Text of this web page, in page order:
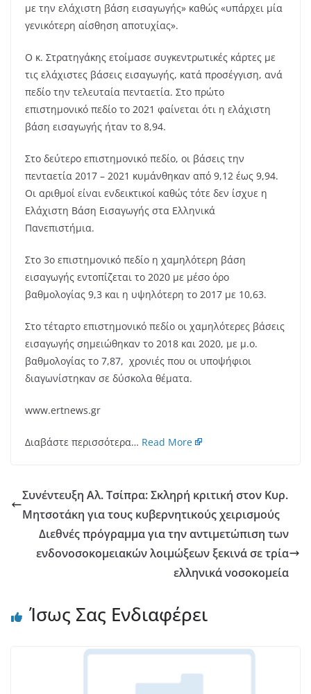
με την ελάχιστη βάση εισαγωγής» καθώς «υπάρχει μία
γενικότερη αίσθηση αποτυχίας».
Ο κ. Στρατηγάκης ετοίμασε συγκεντρωτικές κάρτες με
τις ελάχιστες βάσεις εισαγωγής, κατά προσέγγιση, ανά
πεδίο την τελευταία πενταετία. Στο πρώτο
επιστημονικό πεδίο το 2021 φαίνεται ότι η ελάχιστη
βάση εισαγωγής ήταν το 8,94.
Στο δεύτερο επιστημονικό πεδίο, οι βάσεις την
πενταετία 2017 – 2021 κυμάνθηκαν από 9,12 έως 9,94.
Οι αριθμοί είναι ενδεικτικοί καθώς τότε δεν ίσχυε η
Ελάχιστη Βάση Εισαγωγής στα Ελληνικά
Πανεπιστήμια.
Στο 3ο επιστημονικό πεδίο η χαμηλότερη βάση
εισαγωγής εντοπίζεται το 2020 με μέσο όρο
βαθμολογίας 9,3 και η υψηλότερη το 2017 με 10,63.
Στο τέταρτο επιστημονικό πεδίο οι χαμηλότερες βάσεις
εισαγωγής σημειώθηκαν το 2018 και 2020, με μ.ο.
βαθμολογίας το 7,87, χρονιές που οι υποψήφιοι
διαγωνίστηκαν σε δύσκολα θέματα.
www.ertnews.gr
Διαβάστε περισσότερα… Read More
Συνέντευξη Αλ. Τσίπρα: Σκληρή κριτική στον Κυρ.
Μητσοτάκη για τους κυβερνητικούς χειρισμούς
Διεθνές πρόγραμμα για την αντιμετώπιση των
ενδονοσοκομειακών λοιμώξεων ξεκινά σε τρία
ελληνικά νοσοκομεία
Ίσως Σας Ενδιαφέρει